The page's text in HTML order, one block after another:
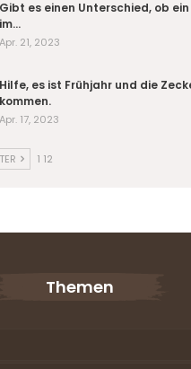
Gibt es einen Unterschied, ob
im…
Apr. 21, 2023
Hilfe, es ist Frühjahr und die
kommen.
Apr. 17, 2023
1 12
Themen